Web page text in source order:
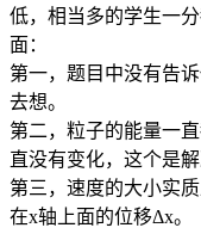
低，相当多的学生一
面：
第一，题目中没有告
去想。
第二，粒子的能量一
直没有变化，这个是
第三，速度的大小实
在x轴上面的位移Δx。